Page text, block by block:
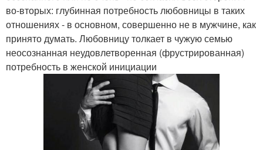
во-вторых: глубинная потребность любовницы в таких
отношениях - в основном, совершенно не в мужчине, как
принято думать. Любовницу толкает в чужую семью
неосознанная неудовлетворенная (фрустрированная)
потребность в женской инициации